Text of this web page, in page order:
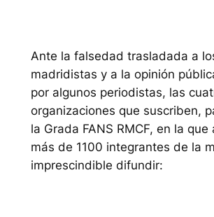
Ante la falsedad trasladada a
madridistas y a la opinión
por algunos periodistas, las
organizaciones que suscriben,
la Grada FANS RMCF, en la que
más de 1100 integrantes de la
imprescindible difundir: